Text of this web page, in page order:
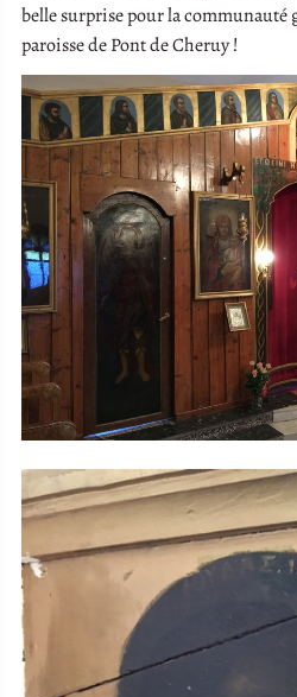
belle surprise pour la communauté
paroisse de Pont de Cheruy !